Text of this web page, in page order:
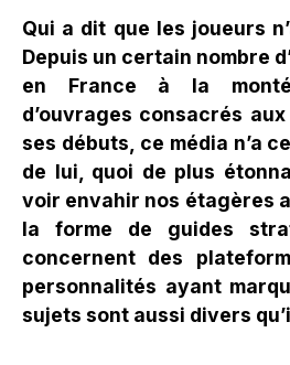
Qui a dit que les joueurs
Depuis un certain nombre
en France à la
d’ouvrages consacrés
ses débuts, ce média n’a
de lui, quoi de plus
voir envahir nos étagères
la forme de guides
concernent des
personnalités ayant
sujets sont aussi divers